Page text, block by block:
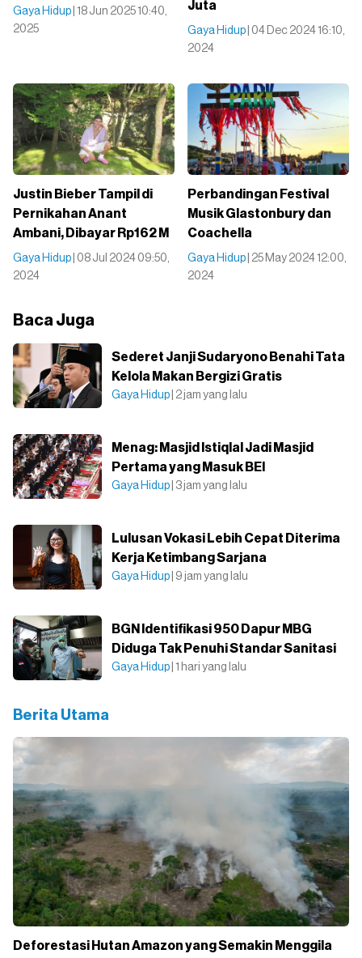
Gaya Hidup | 18 Jun 2025 10:40,
2025
Juta
Gaya Hidup | 04 Dec 2024 16:10,
2024
Justin Bieber Tampil di
Pernikahan Anant
Ambani, Dibayar Rp162 M
Gaya Hidup | 08 Jul 2024 09:50,
2024
Perbandingan Festival
Musik Glastonbury dan
Coachella
Gaya Hidup | 25 May 2024 12:00,
2024
Baca Juga
Sederet Janji Sudaryono Benahi Tata
Kelola Makan Bergizi Gratis
Gaya Hidup | 2 jam yang lalu
Menag: Masjid Istiqlal Jadi Masjid
Pertama yang Masuk BEI
Gaya Hidup | 3 jam yang lalu
Lulusan Vokasi Lebih Cepat Diterima
Kerja Ketimbang Sarjana
Gaya Hidup | 9 jam yang lalu
BGN Identifikasi 950 Dapur MBG
Diduga Tak Penuhi Standar Sanitasi
Gaya Hidup | 1 hari yang lalu
Berita Utama
Deforestasi Hutan Amazon yang Semakin Menggila